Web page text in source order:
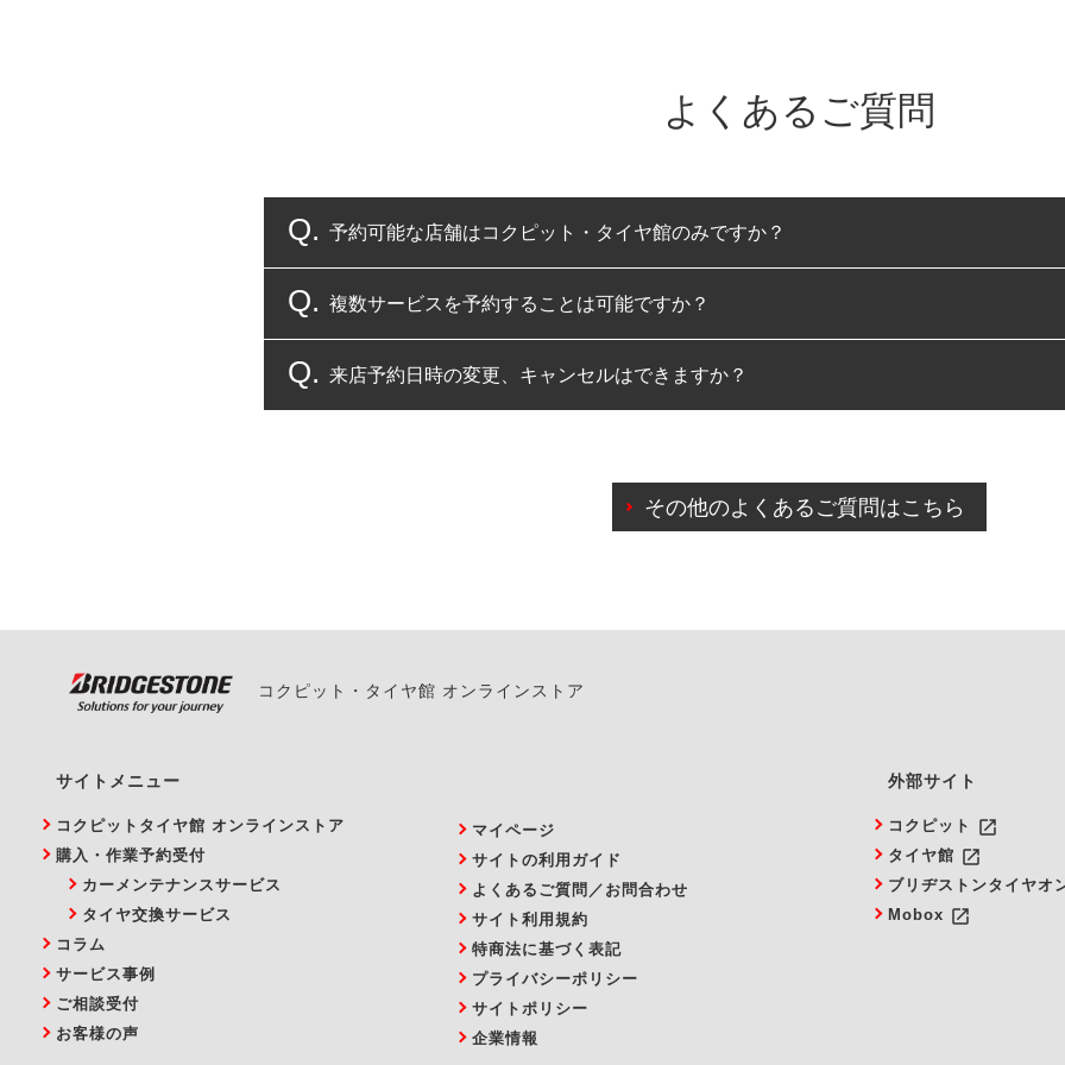
よくあるご質問
予約可能な店舗はコクピット・タイヤ館のみですか？
コクピット・タイヤ館のみとなります。
複数サービスを予約することは可能ですか？
複数サービスのご予約は可能です。
来店予約日時の変更、キャンセルはできますか？
また、やむを得ない事由によりご予約のキャンセルをご希望の際は、直接ご予約いた
その他のよくあるご質問はこちら
コクピット・タイヤ館 オンラインストア
サイトメニュー
コクピットタイヤ館 オンラインストア
購入・作業予約受付
カーメンテナンスサービス
タイヤ交換サービス
コラム
サービス事例
ご相談受付
お客様の声
マイページ
サイトの利用ガイド
よくあるご質問／お問合わせ
サイト利用規約
特商法に基づく表記
プライバシーポリシー
サイトポリシー
企業情報
外部サイト
コクピット launch
タイヤ館 launch
ブリヂストンタイヤオ
Mobox launch